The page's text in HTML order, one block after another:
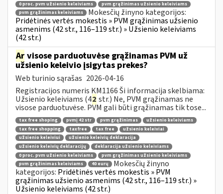
0 proc. pvm užsienio keleiviams
pvm grąžinimas užsienio keleiviams
pvm grąžinimas keleiviams
Mokesčių žinyno kategorijos:
Pridėtinės vertės mokestis » PVM grąžinimas užsienio
asmenims (42 str., 116–119 str.) » Užsienio keleiviams
(42 str.)
Ar visose parduotuvėse grąžinamas PVM už
užsienio keleivio įsigytas prekes?
Web turinio sąrašas 2026-04-16
Registracijos numeris KM1166 Ši informacija skelbiama:
Užsienio keleiviams (42 str.) Ne, PVM grąžinamas ne
visose parduotuvėse. PVM gali būti grąžinamas tik tose...
tax free shoping pvmį 42 str pvm grąžinimas
užsienio keleiviams
tax free shopping
taxfree tax free
užsienio keleiviai
užsienio keleiviui
užsienio keleivių deklaracija
užsienio keleivių deklaracijų
deklaracija užsienio keleiviams
0 proc. pvm užsienio keleiviams
pvm grąžinimas užsienio keleiviams
pvm grąžinimas keleiviams
40 eurų
Mokesčių žinyno
kategorijos: Pridėtinės vertės mokestis » PVM
grąžinimas užsienio asmenims (42 str., 116–119 str.) »
Užsienio keleiviams (42 str.)